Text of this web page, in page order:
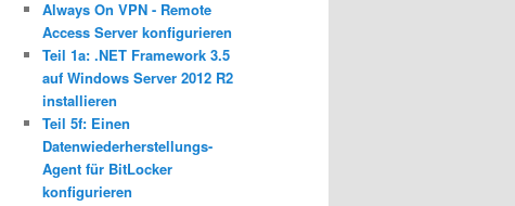
Always On VPN - Remote
Access Server konfigurieren
Teil 1a: .NET Framework 3.5
auf Windows Server 2012 R2
installieren
Teil 5f: Einen
Datenwiederherstellungs-
Agent für BitLocker
konfigurieren